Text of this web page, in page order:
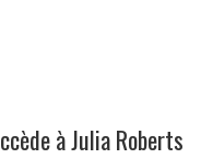
à Julia Roberts